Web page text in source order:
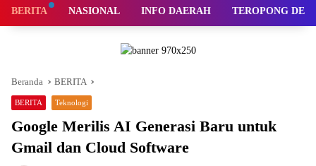
BERITA NASIONAL INFO DAERAH TEROPONG
Beranda BERITA
BERITA Teknologi
Google Merilis AI Generasi Baru untuk
Gmail dan Cloud Software